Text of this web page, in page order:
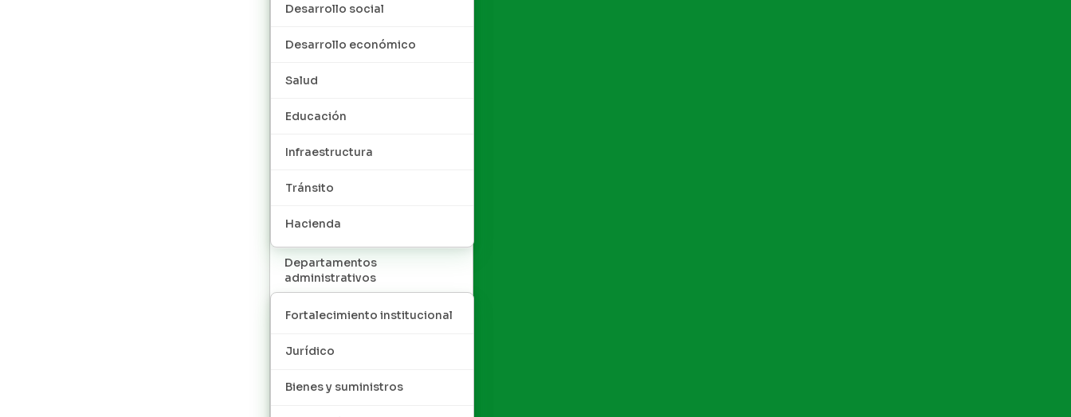
Desarrollo social
Desarrollo económico
Salud
Educación
Infraestructura
Tránsito
Hacienda
Departamentos
administrativos
Fortalecimiento institucional
Jurídico
Bienes y suministros